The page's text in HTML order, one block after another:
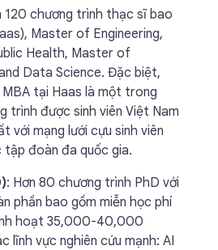
120 chương trình thạc sĩ bao
Master of Engineering,
Health, Master of
Data Science. Đặc biệt,
tại Haas là một trong
trình được sinh viên Việt Nam
với mạng lưới cựu sinh viên
tập đoàn đa quốc gia.
: Hơn 80 chương trình PhD với
phần bao gồm miễn học phí
hoạt 35,000-40,000
lĩnh vực nghiên cứu mạnh: AI